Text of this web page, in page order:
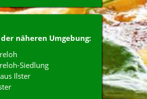
näheren Umgebung:
Siedlung
Ilster